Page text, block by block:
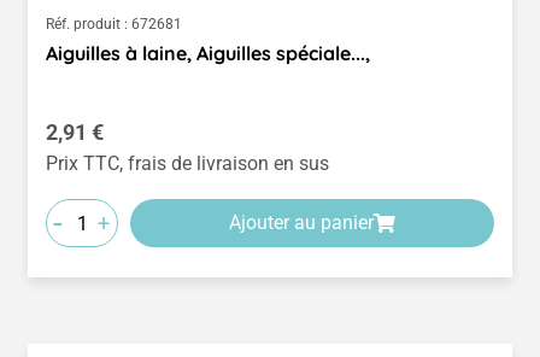
Réf. produit : 672681
Aiguilles à laine, Aiguilles spéciale...,
Prix régulier :
2,91 €
Prix TTC, frais de livraison en sus
- + Ajouter au panier